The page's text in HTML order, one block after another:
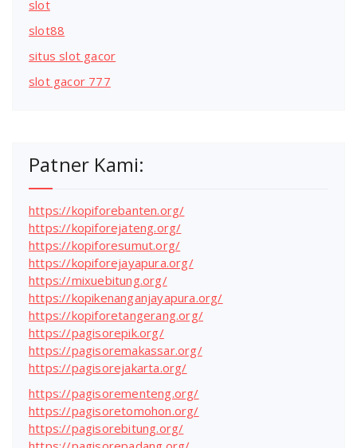
slot
slot88
situs slot gacor
slot gacor 777
Patner Kami:
https://kopiforebanten.org/
https://kopiforejateng.org/
https://kopiforesumut.org/
https://kopiforejayapura.org/
https://mixuebitung.org/
https://kopikenanganjayapura.org/
https://kopiforetangerang.org/
https://pagisorepik.org/
https://pagisoremakassar.org/
https://pagisorejakarta.org/
https://pagisorementeng.org/
https://pagisoretomohon.org/
https://pagisorebitung.org/